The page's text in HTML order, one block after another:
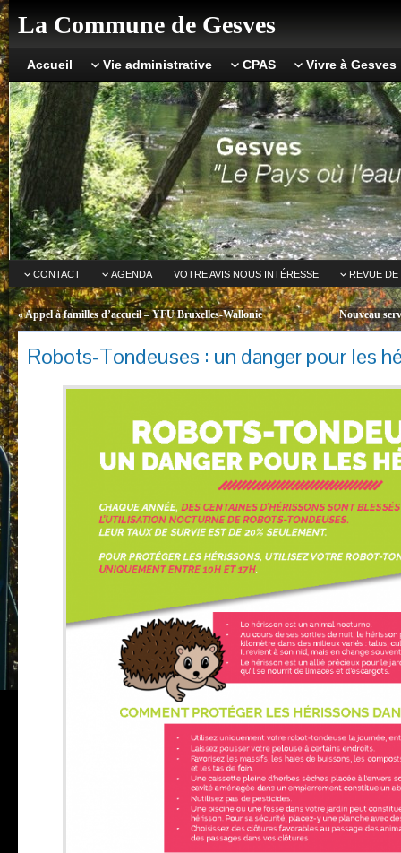
La Commune de Gesves
Accueil Vie administrative CPAS Vivre à Gesves
CONTACT AGENDA VOTRE AVIS NOUS INTÉRESSE REVUE DE
«Appel à familles d’accueil – YFU Bruxelles-Wallonie Nouveau
Robots-Tondeuses : un danger pour les